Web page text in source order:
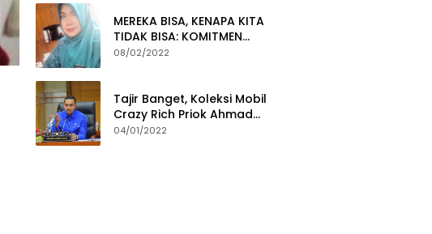
MEREKA BISA, KENAPA KITA
TIDAK BISA: KOMITMEN
PEMBERANTASAN KORUPSI
08/02/2022
Tajir Banget, Koleksi Mobil
Crazy Rich Priok Ahmad
Sahroni Bikin Ngiler
04/01/2022